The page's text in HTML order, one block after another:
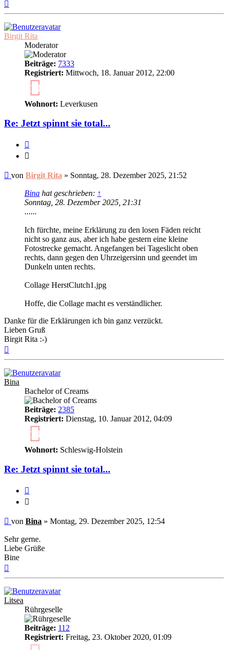
Birgit Rita
Moderator
Beiträge: 7333
Registriert: Mittwoch, 18. Januar 2012, 22:00
14
Wohnort: Leverkusen
Re: Jetzt spinnt sie total...
Ungelesener
von Birgit Rita » Sonntag, 28. Dezember 2025, 21:52
Bina hat geschrieben: ↑
Sonntag, 28. Dezember 2025, 21:31
......
Ich fürchte, meine Erklärung zu den losen Fäden reicht
nicht so ganz aus, aber ich habe gestern eine kleine
Fotostrecke gemacht. Angefangen bei Tageslicht oben
rechts, dann gegen den Uhrzeigersinn und geendet im
Dunkeln unten rechts.
Collage HerstClutch1.jpg
Hoffe, die Collage macht es verständlicher.
Danke für die Erklärungen ich bin ganz verzückt.
Lieben Gruß
Birgit Rita :-)
Bina
Bachelor of Creams
Beiträge: 2385
Registriert: Dienstag, 10. Januar 2012, 04:09
14
Wohnort: Schleswig-Holstein
Re: Jetzt spinnt sie total...
Ungelesener
von Bina » Montag, 29. Dezember 2025, 12:54
Sehr gerne.
Liebe Grüße
Bine
Litsea
Rührgeselle
Beiträge: 112
Registriert: Freitag, 23. Oktober 2020, 01:09